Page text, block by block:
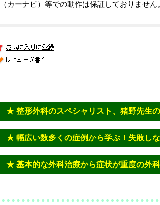
（カーナビ）等での動作は保証しておりません。
★ 整形外科のスペシャリスト、猪野先生の
★ 幅広い数多くの症例から学ぶ！失敗しな
★ 基本的な外科治療から症状が重度の外科